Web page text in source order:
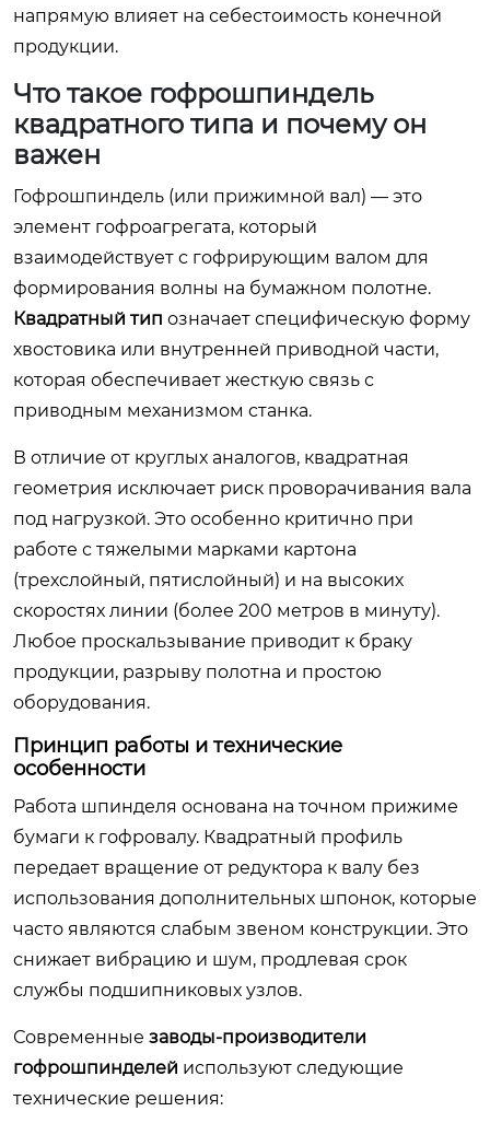
напрямую влияет на себестоимость конечной
продукции.
Что такое гофрошпиндель
квадратного типа и почему он
важен
Гофрошпиндель (или прижимной вал) — это
элемент гофроагрегата, который
взаимодействует с гофрирующим валом для
формирования волны на бумажном полотне.
Квадратный тип означает специфическую форму
хвостовика или внутренней приводной части,
которая обеспечивает жесткую связь с
приводным механизмом станка.
В отличие от круглых аналогов, квадратная
геометрия исключает риск проворачивания вала
под нагрузкой. Это особенно критично при
работе с тяжелыми марками картона
(трехслойный, пятислойный) и на высоких
скоростях линии (более 200 метров в минуту).
Любое проскальзывание приводит к браку
продукции, разрыву полотна и простою
оборудования.
Принцип работы и технические
особенности
Работа шпинделя основана на точном прижиме
бумаги к гофровалу. Квадратный профиль
передает вращение от редуктора к валу без
использования дополнительных шпонок, которые
часто являются слабым звеном конструкции. Это
снижает вибрацию и шум, продлевая срок
службы подшипниковых узлов.
Современные заводы-производители
гофрошпинделей используют следующие
технические решения: